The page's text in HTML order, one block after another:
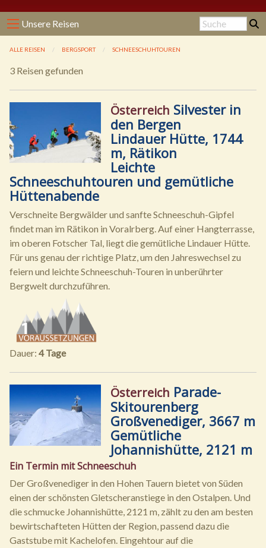
Unsere Reisen
ALLE REISEN BERGSPORT SCHNEESCHUHTOUREN
3 Reisen gefunden
Österreich Silvester in
den Bergen
Lindauer Hütte, 1744
m, Rätikon
Leichte
Schneeschuhtouren und gemütliche
Hüttenabende
Verschneite Bergwälder und sanfte Schneeschuh-Gipfel
findet man im Rätikon in Voralrberg. Auf einer Hangterrasse,
im oberen Fotscher Tal, liegt die gemütliche Lindauer Hütte.
Für uns genau der richtige Platz, um den Jahreswechsel zu
feiern und leichte Schneeschuh-Touren in unberührter
Bergwelt durchzuführen.
Dauer: 4 Tage
Österreich Parade-
Skitourenberg
Großvenediger, 3667 m
Gemütliche
Johannishütte, 2121 m
Ein Termin mit Schneeschuh
Der Großvenediger in den Hohen Tauern bietet von Süden
einen der schönsten Gletscheranstiege in den Ostalpen. Und
die schmucke Johannishütte, 2121 m, zählt zu den am besten
bewirtschafteten Hütten der Region, passend dazu die
Gaststube mit Kachelofen. Eingehtour auf die